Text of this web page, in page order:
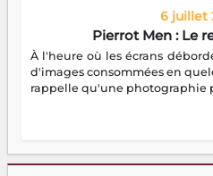
6 juillet
Pierrot Men : Le
À l'heure où les écrans
d'images consommées en
rappelle qu'une photographie